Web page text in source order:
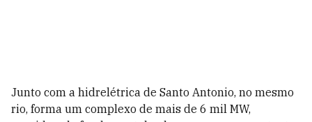
Junto com a hidrelétrica de Santo Antonio, no mesmo
rio, forma um complexo de mais de 6 mil MW,